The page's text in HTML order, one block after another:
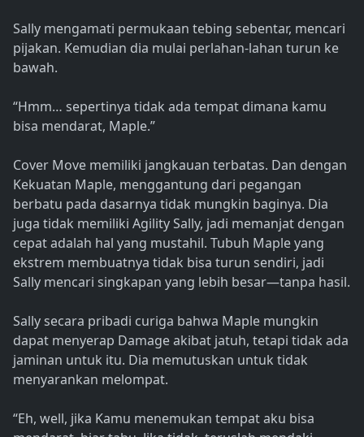
Sally mengamati permukaan tebing sebentar, mencari
pijakan. Kemudian dia mulai perlahan-lahan turun ke
bawah.
“Hmm… sepertinya tidak ada tempat dimana kamu
bisa mendarat, Maple.”
Cover Move memiliki jangkauan terbatas. Dan dengan
Kekuatan Maple, menggantung dari pegangan
berbatu pada dasarnya tidak mungkin baginya. Dia
juga tidak memiliki Agility Sally, jadi memanjat dengan
cepat adalah hal yang mustahil. Tubuh Maple yang
ekstrem membuatnya tidak bisa turun sendiri, jadi
Sally mencari singkapan yang lebih besar—tanpa hasil.
Sally secara pribadi curiga bahwa Maple mungkin
dapat menyerap Damage akibat jatuh, tetapi tidak ada
jaminan untuk itu. Dia memutuskan untuk tidak
menyarankan melompat.
“Eh, well, jika Kamu menemukan tempat aku bisa